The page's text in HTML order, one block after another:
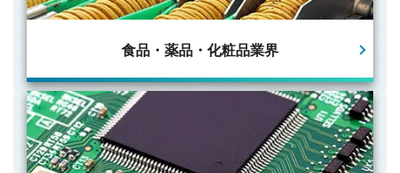
食品・薬品・ 化粧品業界